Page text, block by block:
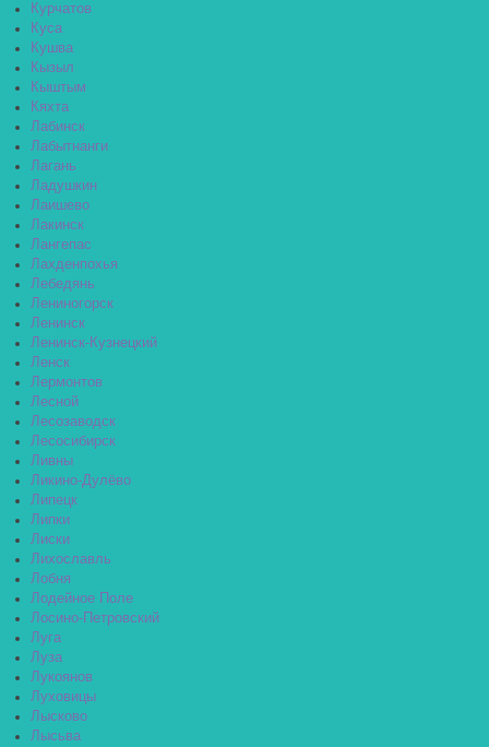
Курчатов
Куса
Кушва
Кызыл
Кыштым
Кяхта
Лабинск
Лабытнанги
Лагань
Ладушкин
Лаишево
Лакинск
Лангепас
Лахденпохья
Лебедянь
Лениногорск
Ленинск
Ленинск-Кузнецкий
Ленск
Лермонтов
Лесной
Лесозаводск
Лесосибирск
Ливны
Ликино-Дулёво
Липецк
Липки
Лиски
Лихославль
Лобня
Лодейное Поле
Лосино-Петровский
Луга
Луза
Лукоянов
Луховицы
Лысково
Лысьва